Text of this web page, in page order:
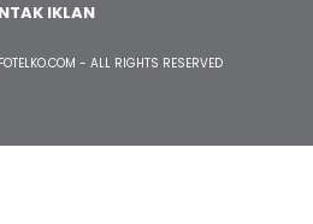
IKLAN
- ALL RIGHTS RESERVED